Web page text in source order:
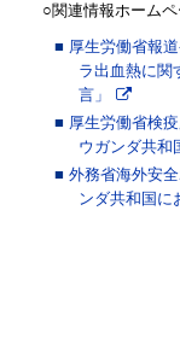
○関連情報ホームペ
厚生労働省報
ラ出血熱に関
言」
厚生労働省検
ウガンダ共和
外務省海外安
ンダ共和国に